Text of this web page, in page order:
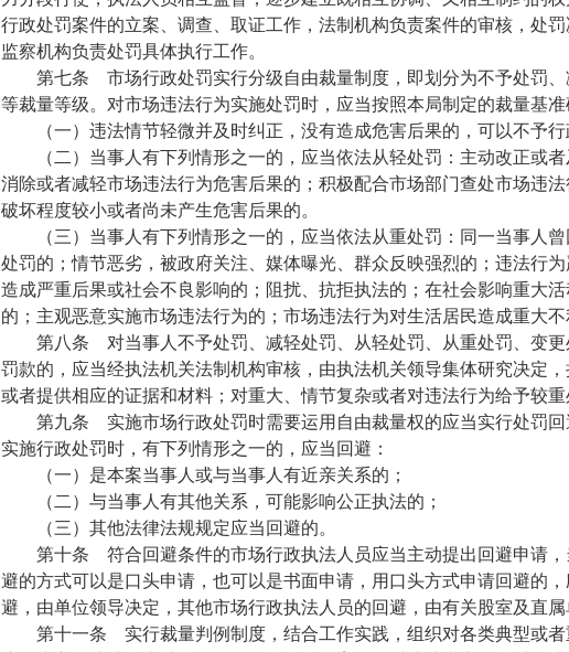
行政处罚案件的立案、调查、取证工作，法制机构负责案件的审核，处
监察机构负责处罚具体执行工作。
第七条 市场行政处罚实行分级自由裁量制度，即划分为不予处罚、
等裁量等级。对市场违法行为实施处罚时，应当按照本局制定的裁量基准
（一）违法情节轻微并及时纠正，没有造成危害后果的，可以不予行
（二）当事人有下列情形之一的，应当依法从轻处罚：主动改正或者
消除或者减轻市场违法行为危害后果的；积极配合市场部门查处市场违
破坏程度较小或者尚未产生危害后果的。
（三）当事人有下列情形之一的，应当依法从重处罚：同一当事人曾
处罚的；情节恶劣，被政府关注、媒体曝光、群众反映强烈的；违法行
造成严重后果或社会不良影响的；阻扰、抗拒执法的；在社会影响重大
的；主观恶意实施市场违法行为的；市场违法行为对生活居民造成重大不
第八条 对当事人不予处罚、减轻处罚、从轻处罚、从重处罚、变更
罚款的，应当经执法机关法制机构审核，由执法机关领导集体研究决定
或者提供相应的证据和材料；对重大、情节复杂或者对违法行为给予较重
第九条 实施市场行政处罚时需要运用自由裁量权的应当实行处罚回
实施行政处罚时，有下列情形之一的，应当回避：
（一）是本案当事人或与当事人有近亲关系的；
（二）与当事人有其他关系，可能影响公正执法的；
（三）其他法律法规规定应当回避的。
第十条 符合回避条件的市场行政执法人员应当主动提出回避申请，
避的方式可以是口头申请，也可以是书面申请，用口头方式申请回避的
避，由单位领导决定，其他市场行政执法人员的回避，由有关股室及直属
第十一条 实行裁量判例制度，结合工作实践，组织对各类典型或者